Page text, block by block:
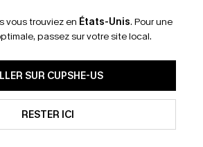
vous trouviez en États-Unis. Pour une
passez sur votre site local.
SUR CUPSHE-US
RESTER ICI
mails marketing (y compris
reconnaissez avoir pris
pouvons utiliser les données